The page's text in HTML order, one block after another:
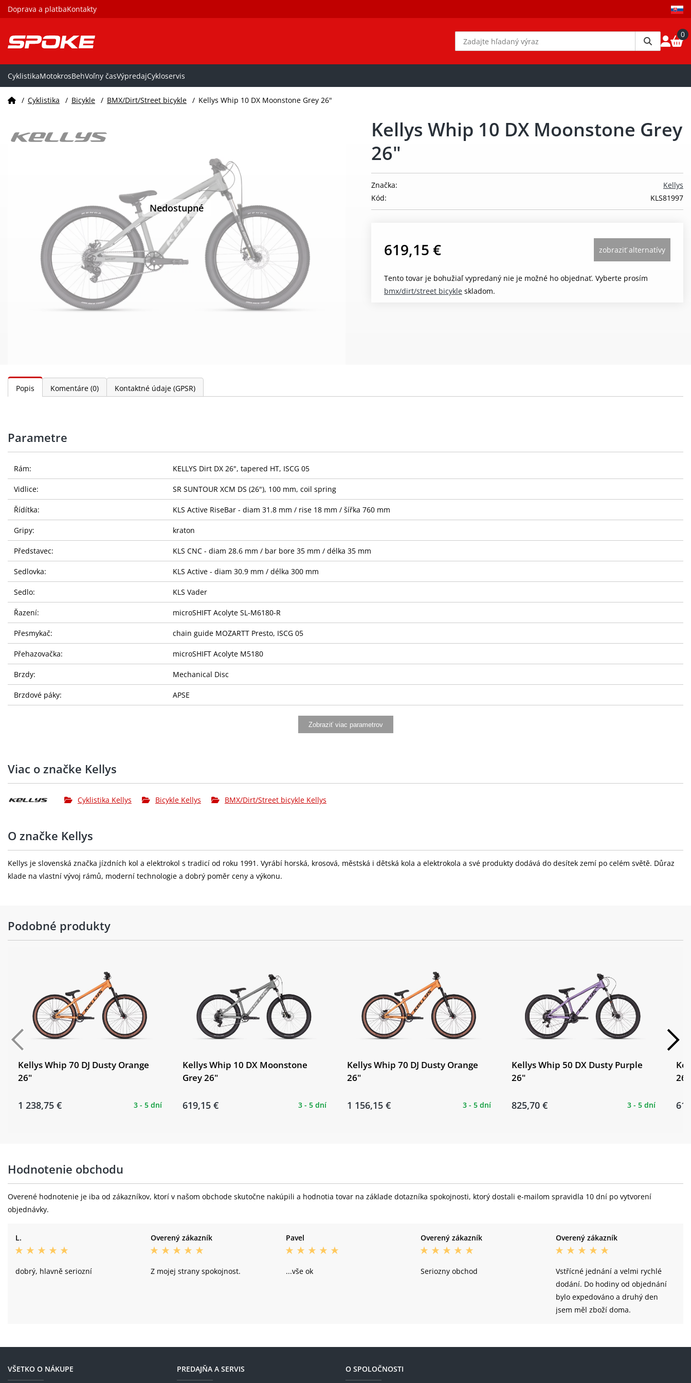
Doprava a platbaKontakty
0
CyklistikaMotokrosBehVoľny časVýpredajCykloservis
/ Cyklistika / Bicykle / BMX/Dirt/Street bicykle / Kellys Whip 10 DX Moonstone Grey 26"
Nedostupné
Kellys Whip 10 DX Moonstone Grey
26"
Kellys
Značka:
KLS81997
Kód:
619,15 € zobraziť alternatívy
Tento tovar je bohužiaľ vypredaný nie je možné ho objednať. Vyberte prosím
bmx/dirt/street bicykle skladom.
Popis Komentáre (0) Kontaktné údaje (GPSR)
Parametre
Rám: KELLYS Dirt DX 26", tapered HT, ISCG 05
Vidlice: SR SUNTOUR XCM DS (26"), 100 mm, coil spring
Řídítka: KLS Active RiseBar - diam 31.8 mm / rise 18 mm / šířka 760 mm
Gripy: kraton
Představec: KLS CNC - diam 28.6 mm / bar bore 35 mm / délka 35 mm
Sedlovka: KLS Active - diam 30.9 mm / délka 300 mm
Sedlo: KLS Vader
Řazení: microSHIFT Acolyte SL-M6180-R
Přesmykač: chain guide MOZARTT Presto, ISCG 05
Přehazovačka: microSHIFT Acolyte M5180
Brzdy: Mechanical Disc
Brzdové páky: APSE
microSHIFT Mezzo CS-H081-8 (11-34T)
Středové složení: cartridge (126.5 mm)
Pedály:
Ráfky: KLS Draft Disc 559x21 (32 děr)
Přední náboj: KLS Firework Disc (32 děr)
výplet kola:
Barva: Moonstone grey
Zobraziť viac parametrov
Viac o značke Kellys
Cyklistika Kellys Bicykle Kellys BMX/Dirt/Street bicykle Kellys
O značke Kellys
Kellys je slovenská značka jízdních kol a elektrokol s tradicí od roku 1991. Vyrábí horská, krosová, městská i dětská kola a elektrokola a své produkty dodává do desítek zemí po celém světě. Důraz
klade na vlastní vývoj rámů, moderní technologie a dobrý poměr ceny a výkonu.
Podobné produkty
Kellys Whip 70 DJ Dusty Orange
26"
1 238,75 € 3 - 5 dní
Kellys Whip 10 DX Moonstone
Grey 26"
619,15 € 3 - 5 dní
Kellys Whip 70 DJ Dusty Orange
26"
1 156,15 € 3 - 5 dní
Kellys Whip 50 DX Dusty Purple
26"
825,70 € 3 - 5 dní
26"
Hodnotenie obchodu
Overené hodnotenie je iba od zákazníkov, ktorí v našom obchode skutočne nakúpili a hodnotia tovar na základe dotazníka spokojnosti, ktorý dostali e-mailom spravidla 10 dní po vytvorení
objednávky.
L.
dobrý, hlavně seriozní
Overený zákazník
Z mojej strany spokojnost.
Pavel
...vše ok
Overený zákazník
Seriozny obchod
Overený zákazník
Vstřícné jednání a velmi rychlé
dodání. Do hodiny od objednání
bylo expedováno a druhý den
jsem měl zboží doma.
VŠETKO O NÁKUPE PREDAJŇA A SERVIS O SPOLOČNOSTI